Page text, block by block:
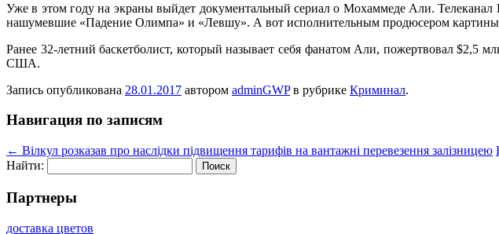
Уже в этом году на экраны выйдет документальный сериал о Мохаммеде Али.
нашумевшие «Падение Олимпа» и «Левшу». А вот исполнительным продюсером картины
Ранее 32-летний баскетболист, который называет себя фанатом Али, пожертвовал $2,5
США.
Запись опубликована 28.01.2017 автором adminGWPв рубрике Криминал.
Навигация по записям
← Вілкул розказав про наслідки підвищення тарифів на вантажні перевезення залізницею
Найти:
Партнеры
доставка цветов